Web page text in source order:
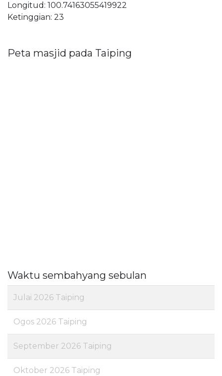
Longitud: 100.74163055419922
Ketinggian: 23
Peta masjid pada Taiping
Waktu sembahyang sebulan
Julai 2026 Taiping
Ogos 2026 Taiping
September 2026 Taiping
Oktober 2026 Taiping